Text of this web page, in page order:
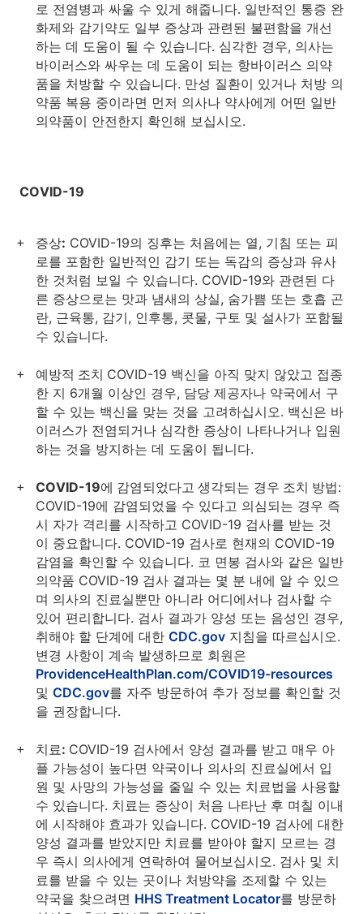
로 전염병과 싸울 수 있게 해줍니다. 일반적인 통증 완
화제와 감기약도 일부 증상과 관련된 불편함을 개선
하는 데 도움이 될 수 있습니다. 심각한 경우, 의사는
바이러스와 싸우는 데 도움이 되는 항바이러스 의약
품을 처방할 수 있습니다. 만성 질환이 있거나 처방 의
약품 복용 중이라면 먼저 의사나 약사에게 어떤 일반
의약품이 안전한지 확인해 보십시오.
COVID-19
증상: COVID-19의 징후는 처음에는 열, 기침 또는 피
로를 포함한 일반적인 감기 또는 독감의 증상과 유사
한 것처럼 보일 수 있습니다. COVID-19와 관련된 다
른 증상으로는 맛과 냄새의 상실, 숨가쁨 또는 호흡 곤
란, 근육통, 감기, 인후통, 콧물, 구토 및 설사가 포함될
수 있습니다.
예방적 조치 COVID-19 백신을 아직 맞지 않았고 접종
한 지 6개월 이상인 경우, 담당 제공자나 약국에서 구
할 수 있는 백신을 맞는 것을 고려하십시오. 백신은 바
이러스가 전염되거나 심각한 증상이 나타나거나 입원
하는 것을 방지하는 데 도움이 됩니다.
COVID-19에 감염되었다고 생각되는 경우 조치 방법:
COVID-19에 감염되었을 수 있다고 의심되는 경우 즉
시 자가 격리를 시작하고 COVID-19 검사를 받는 것
이 중요합니다. COVID-19 검사로 현재의 COVID-19
감염을 확인할 수 있습니다. 코 면봉 검사와 같은 일반
의약품 COVID-19 검사 결과는 몇 분 내에 알 수 있으
며 의사의 진료실뿐만 아니라 어디에서나 검사할 수
있어 편리합니다. 검사 결과가 양성 또는 음성인 경우,
취해야 할 단계에 대한 CDC.gov 지침을 따르십시오.
변경 사항이 계속 발생하므로 회원은
ProvidenceHealthPlan.com/COVID19-resources
및 CDC.gov를 자주 방문하여 추가 정보를 확인할 것
을 권장합니다.
치료: COVID-19 검사에서 양성 결과를 받고 매우 아
플 가능성이 높다면 약국이나 의사의 진료실에서 입
원 및 사망의 가능성을 줄일 수 있는 치료법을 사용할
수 있습니다. 치료는 증상이 처음 나타난 후 며칠 이내
에 시작해야 효과가 있습니다. COVID-19 검사에 대한
양성 결과를 받았지만 치료를 받아야 할지 모르는 경
우 즉시 의사에게 연락하여 물어보십시오. 검사 및 치
료를 받을 수 있는 곳이나 처방약을 조제할 수 있는
약국을 찾으려면 HHS Treatment Locator를 방문하